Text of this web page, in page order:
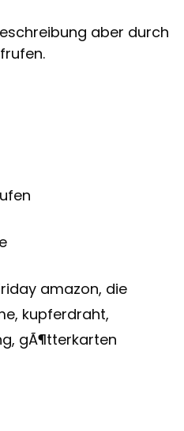
aber durch
amazon, die
kupferdraht,
gÃ¶tterkarten